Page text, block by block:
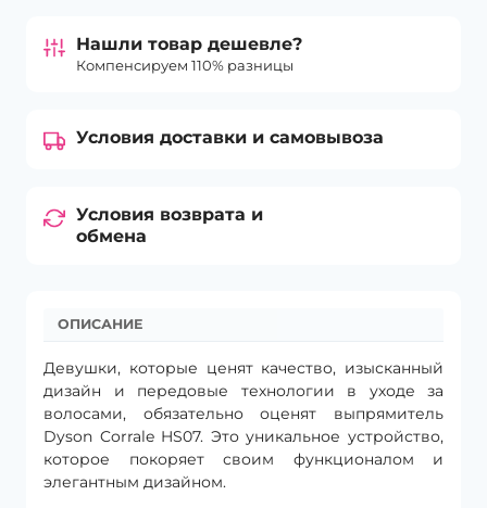
Нашли товар дешевле?
Компенсируем 110% разницы
Условия доставки и самовывоза
Условия возврата и
обмена
ОПИСАНИЕ
Девушки, которые ценят качество, изысканный
дизайн и передовые технологии в уходе за
волосами, обязательно оценят выпрямитель
Dyson Corrale HS07. Это уникальное устройство,
которое покоряет своим функционалом и
элегантным дизайном.